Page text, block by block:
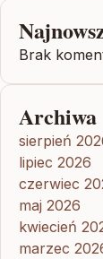
Brak
Archiwa
sierpień
lipiec 2026
czerwiec
maj 2026
kwiecień
marzec